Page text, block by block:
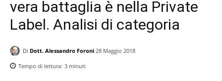
vera battaglia è nella Private
Label. Analisi di categoria
Di Dott. Alessandro Foroni 28 Maggio 2018
Tempo di lettura: 3 minuti